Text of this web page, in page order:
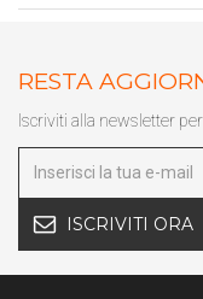
RESTA
Iscriviti alla newsletter
ISCRIVITI ORA